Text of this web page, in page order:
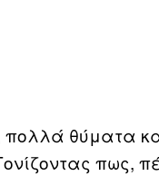
θύματα
πως,